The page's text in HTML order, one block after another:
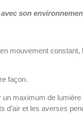
son
mouvement
façon.
maximum de
et les averses